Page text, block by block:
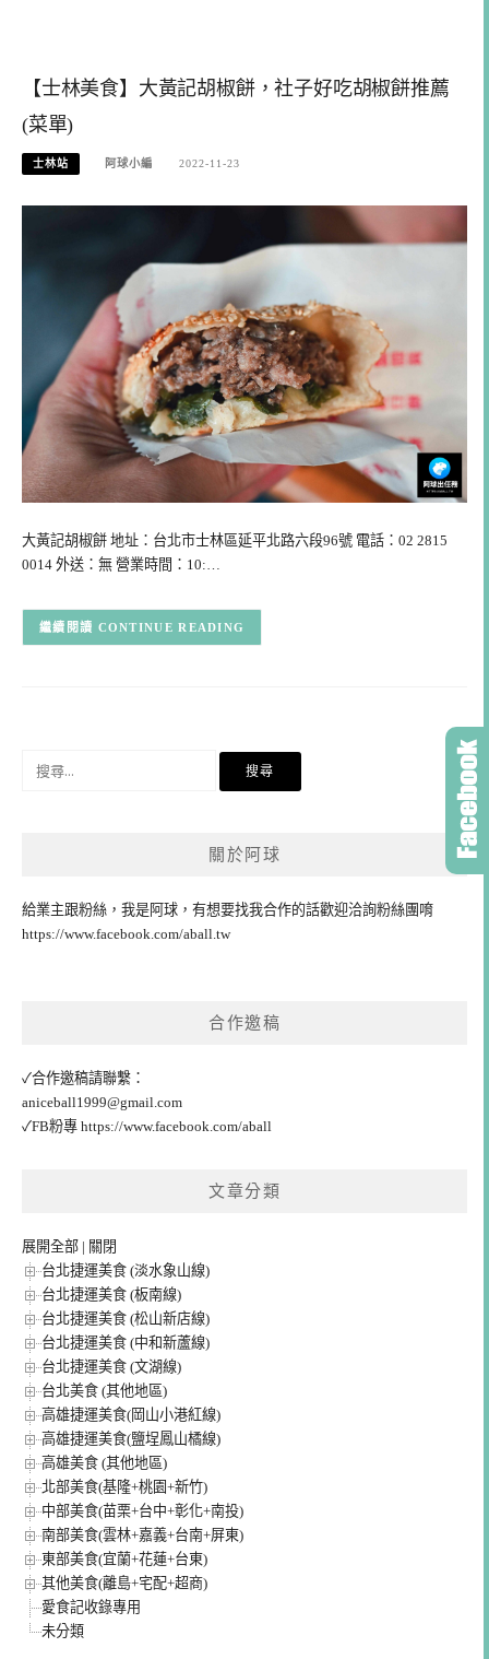
【士林美食】大黃記胡椒餅，社子好吃胡椒餅推薦
(菜單)
士林站 阿球小編 2022-11-23
大黃記胡椒餅 地址：台北市士林區延平北路六段96號 電話：02 2815
0014 外送：無 營業時間：10:…
CONTINUE READING
關於阿球
給業主跟粉絲，我是阿球，有想要找我合作的話歡迎洽詢粉絲團唷
https://www.facebook.com/aball.tw
合作邀稿
✓合作邀稿請聯繫：
aniceball1999@gmail.com
✓FB粉專 https://www.facebook.com/aball
文章分類
展開全部 | 關閉
台北捷運美食 (淡水象山線)
台北捷運美食 (板南線)
台北捷運美食 (松山新店線)
台北捷運美食 (中和新蘆線)
台北捷運美食 (文湖線)
台北美食 (其他地區)
高雄捷運美食(岡山小港紅線)
高雄捷運美食(鹽埕鳳山橘線)
高雄美食 (其他地區)
北部美食(基隆+桃園+新竹)
中部美食(苗栗+台中+彰化+南投)
南部美食(雲林+嘉義+台南+屏東)
東部美食(宜蘭+花蓮+台東)
其他美食(離島+宅配+超商)
愛食記收錄專用
未分類